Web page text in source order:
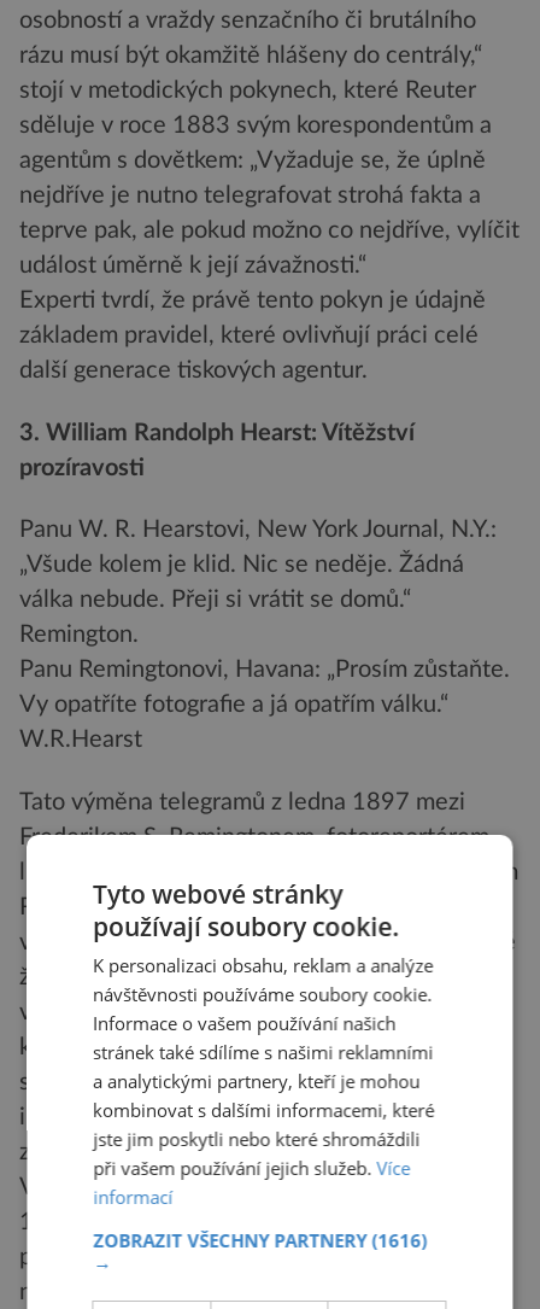
osobností a vraždy senzačního či brutálního
rázu musí být okamžitě hlášeny do centrály,“
stojí v metodických pokynech, které Reuter
sděluje v roce 1883 svým korespondentům a
agentům s dovětkem: „Vyžaduje se, že úplně
nejdříve je nutno telegrafovat strohá fakta a
teprve pak, ale pokud možno co nejdříve, vylíčit
událost úměrně k její závažnosti.“
Experti tvrdí, že právě tento pokyn je údajně
základem pravidel, které ovlivňují práci celé
další generace tiskových agentur.
3. William Randolph Hearst: Vítěžství
prozíravosti
Panu W. R. Hearstovi, New York Journal, N.Y.:
„Všude kolem je klid. Nic se neděje. Žádná
válka nebude. Přeji si vrátit se domů.“
Remington.
Panu Remingtonovi, Havana: „Prosím zůstaňte.
Vy opatříte fotografie a já opatřím válku.“
W.R.Hearst
Tato výměna telegramů z ledna 1897 mezi
Frederikem S. Remingtonem, fotoreportérem
listu New York Journal a jeho majitelem William
Randolphem Hearstem, je považována za
vůbec jednu z nejznámějších episod v americké
žurnalistice. Na všech školách, kde se
vzdělávají publicisté, je často citován jako
klasická ukázka stručného vystižení širších
souvislostí a také jako důkaz dokonalé
informovanosti velkého mediálního o tak
závažné záležitosti, jakou je budoucí válka.
Výbuch americké válečné lodi Maine v Havaně
11. dubna 1898 se stane záminkou pro
požadavek USA, aby Španělé poskytli Kubě
nezávislost a jejich vojska opustila ostrov.
Tyto webové stránky
používají soubory cookie.
K personalizaci obsahu, reklam a analýze
návštěvnosti používáme soubory cookie.
Informace o vašem používání našich
stránek také sdílíme s našimi reklamními
a analytickými partnery, kteří je mohou
kombinovat s dalšími informacemi, které
jste jim poskytli nebo které shromáždili
při vašem používání jejich služeb.Více
informací
ZOBRAZIT VŠECHNY PARTNERY(1616)
→